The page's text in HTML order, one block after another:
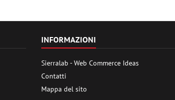
INFORMAZIONI
Sierralab - Web Commerce Ideas
Contatti
Mappa del sito